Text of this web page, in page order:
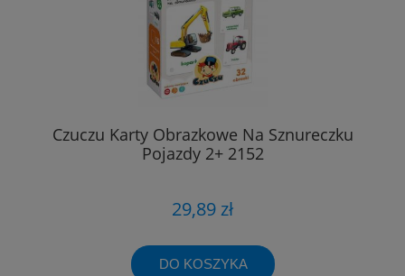
Czuczu Karty Obrazkowe Na Sznureczku
Pojazdy 2+ 2152
29,89 zł
DO KOSZYKA